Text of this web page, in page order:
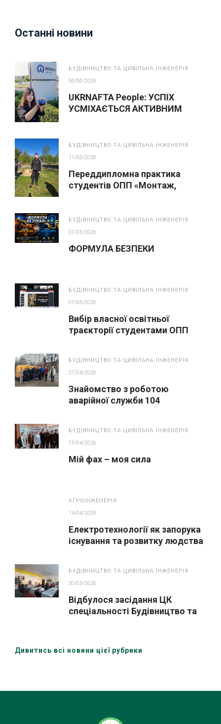
Останні новини
БУДІВНИЦТВО ТА ЦИВІЛЬНА ІНЖЕНЕРІЯ
06/06/2026
UKRNAFTA People: УСПІХ
УСМІХАЄТЬСЯ АКТИВНИМ
БУДІВНИЦТВО ТА ЦИВІЛЬНА ІНЖЕНЕРІЯ
11/05/2026
Переддипломна практика
студентів ОПП «Монтаж,
БУДІВНИЦТВО ТА ЦИВІЛЬНА ІНЖЕНЕРІЯ
07/05/2026
ФОРМУЛА БЕЗПЕКИ
БУДІВНИЦТВО ТА ЦИВІЛЬНА ІНЖЕНЕРІЯ
07/05/2026
Вибір власної освітньої
траєкторії студентами ОПП
газопостачання”
БУДІВНИЦТВО ТА ЦИВІЛЬНА ІНЖЕНЕРІЯ
27/04/2026
Знайомство з роботою
аварійної служби 104
БУДІВНИЦТВО ТА ЦИВІЛЬНА ІНЖЕНЕРІЯ
15/04/2026
Мій фах – моя сила
АГРОІНЖЕНЕРІЯ
14/04/2026
Електротехнології як запорука
існування та розвитку людства
БУДІВНИЦТВО ТА ЦИВІЛЬНА ІНЖЕНЕРІЯ
30/03/2026
Відбулося засідання ЦК
спеціальності Будівництво та
стейкхолдерів
Дивитись всі новини цієї рубрики